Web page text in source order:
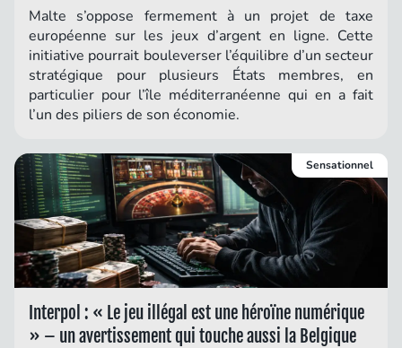
Malte s’oppose fermement à un projet de taxe
européenne sur les jeux d’argent en ligne. Cette
initiative pourrait bouleverser l’équilibre d’un secteur
stratégique pour plusieurs États membres, en
particulier pour l’île méditerranéenne qui en a fait
l’un des piliers de son économie.
Interpol : « Le jeu illégal est une héroïne numérique
» – un avertissement qui touche aussi la Belgique
Sensationnel